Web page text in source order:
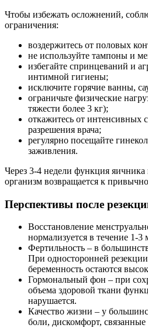
Чтобы избежать осложнений,
ограничения:
воздержитесь от половых
не используйте тампоны и
избегайте спринцеваний и
интимной гигиены;
исключите горячие ванны,
ограничьте физические
тяжести более 3 кг);
откажитесь от интенсивных
разрешения врача;
регулярно посещайте
заживления.
Через 3-4 недели функция яичника
организм возвращается к
Перспективы после
Восстановление
нормализуется в течение 1-3
Фертильность – в
При односторонней
беременность остаются
Гормональный фон – при
объема здоровой ткани
нарушается.
Качество жизни – у
боли, дискомфорт,